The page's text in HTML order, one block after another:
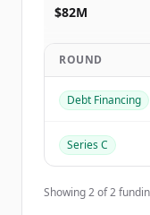
New
$82M
ROUND
Debt Financing
Series C
Showing2of2